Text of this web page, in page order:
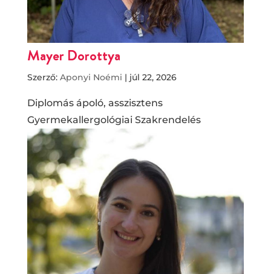
Mayer Dorottya
Szerző: Aponyi Noémi | júl 22, 2026
Diplomás ápoló, asszisztens
Gyermekallergológiai Szakrendelés